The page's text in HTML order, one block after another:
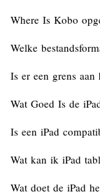
Where Is Kobo
Welke
Is er een grens
Wat Goed Is de
Is een iPad
Wat kan ik iPad
Wat doet de iPad